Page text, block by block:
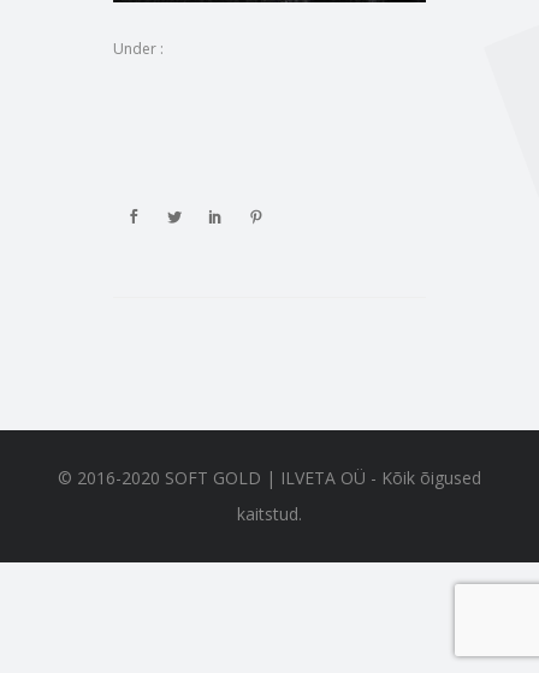
Under :
© 2016-2020 SOFT GOLD | ILVETA OÜ - Kõik õigused
kaitstud.